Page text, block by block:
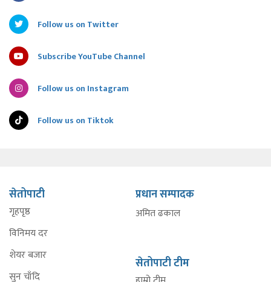
Follow us on Twitter
Subscribe YouTube Channel
Follow us on Instagram
Follow us on Tiktok
सेतोपाटी
गृहपृष्ठ
विनिमय दर
शेयर बजार
सुन चाँदि
प्रधान सम्पादक
अमित ढकाल
सेतोपाटी टीम